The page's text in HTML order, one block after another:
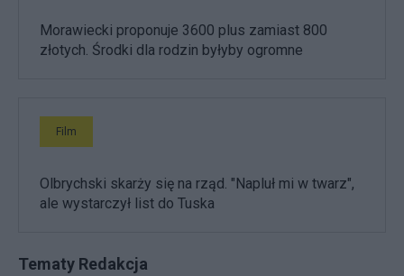
Morawiecki proponuje 3600 plus zamiast 800
złotych. Środki dla rodzin byłyby ogromne
Film
Olbrychski skarży się na rząd. "Napluł mi w twarz",
ale wystarczył list do Tuska
Tematy Redakcja